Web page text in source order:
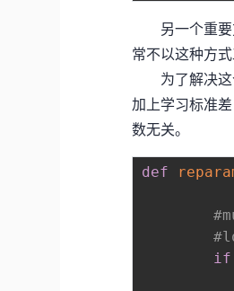
另一个重要
常不以这种方式
为了解决这个
加上学习标准
数无关。
def
if